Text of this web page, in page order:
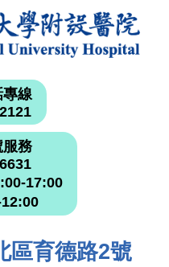
線
服務
17:00
區育德路2號